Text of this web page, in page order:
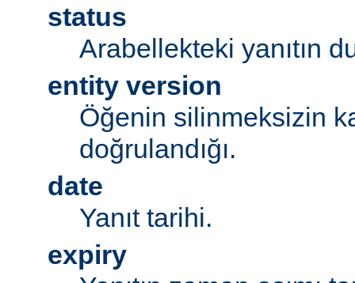
status
Arabellekteki yanıtın
entity version
Öğenin silinmeksizin
doğrulandığı.
date
Yanıt tarihi.
expiry